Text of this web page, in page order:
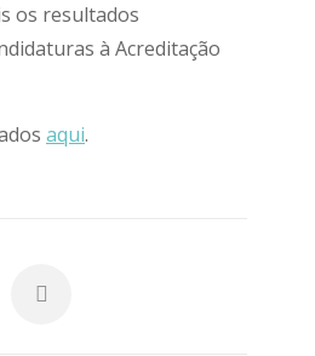
os resultados
à Acreditação
aqui.